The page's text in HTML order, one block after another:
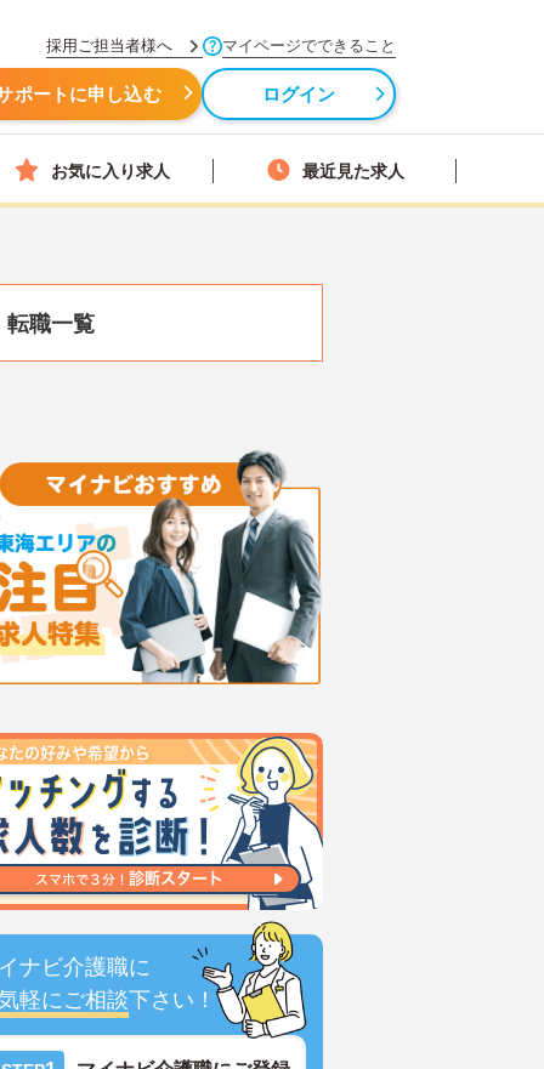
採用ご担当者様へ マイページでできること
ポートに申し込む ログイン
お気に入り求人 最近見た求人
転職一覧
ナビ介護職に
軽にご相談下さい！